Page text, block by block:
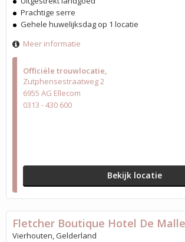
Officiële trouwlocatie
Zutphensestraatweg 2
6955 AG Ellecom
0313 - 430 600
Bekijk locatie
Prachtige serre
Gehele huwelijksdag op 1 locatie
Meer informatie
Fletcher Boutique Hotel De
Vierhouten, Gelderland